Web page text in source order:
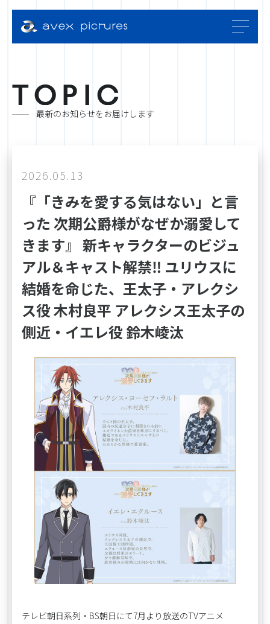
T O P C
最新のお知らせをお届けします
2026.05.13
『「きみを愛する気はない」と言
った 次期公爵様がなぜか溺愛して
きます』 新キャラクターのビジュ
アル＆キャスト解禁‼ ユリウスに
結婚を命じた、王太子・アレクシ
ス役 木村良平 アレクシス王太子の
側近・イエレ役 鈴木崚汰
テレビ朝日系列・BS朝日にて7月より放送のTVアニメ